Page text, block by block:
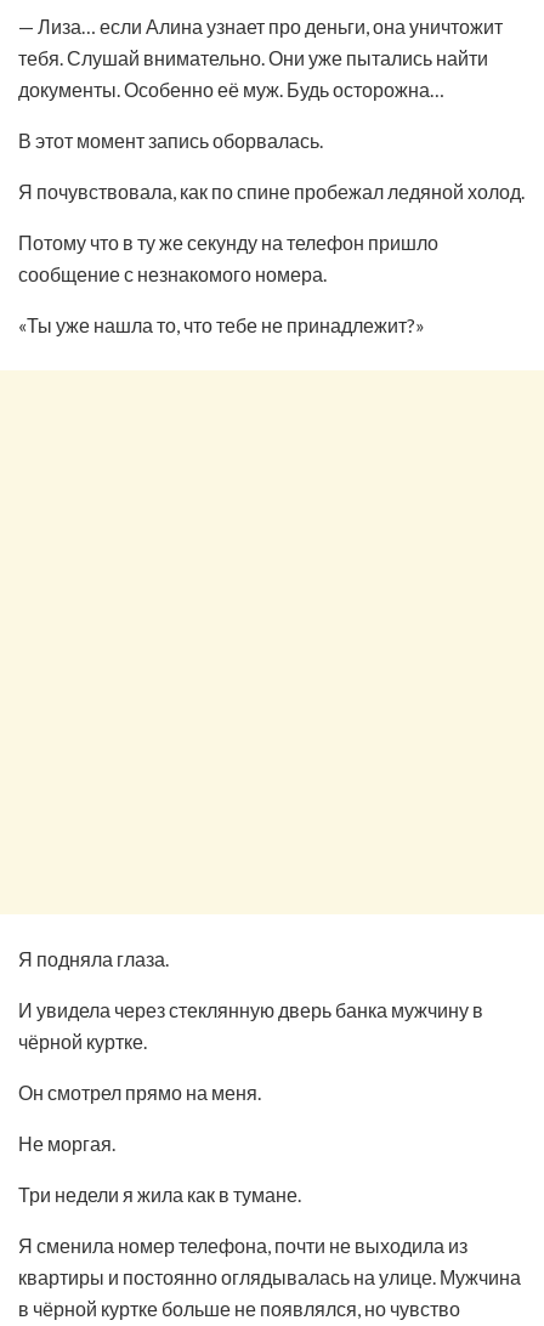
— Лиза… если Алина узнает про деньги, она уничтожит
тебя. Слушай внимательно. Они уже пытались найти
документы. Особенно её муж. Будь осторожна…
В этот момент запись оборвалась.
Я почувствовала, как по спине пробежал ледяной холод.
Потому что в ту же секунду на телефон пришло
сообщение с незнакомого номера.
«Ты уже нашла то, что тебе не принадлежит?»
Я подняла глаза.
И увидела через стеклянную дверь банка мужчину в
чёрной куртке.
Он смотрел прямо на меня.
Не моргая.
Три недели я жила как в тумане.
Я сменила номер телефона, почти не выходила из
квартиры и постоянно оглядывалась на улице. Мужчина
в чёрной куртке больше не появлялся, но чувство